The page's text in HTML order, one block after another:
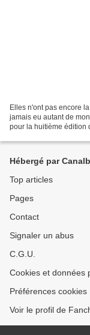
Elles n'ont pas encore
jamais eu autant de
pour la huitième édition
Hébergé par
Top articles
Pages
Contact
Signaler un abus
C.G.U.
Cookies et données
Préférences cookies
Voir le profil de